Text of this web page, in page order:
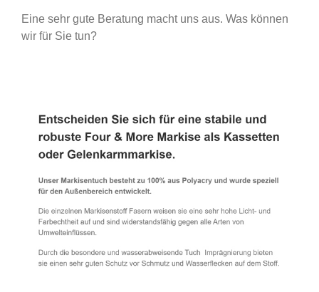
Eine sehr gute Beratung macht uns aus. Was können
wir für Sie tun?